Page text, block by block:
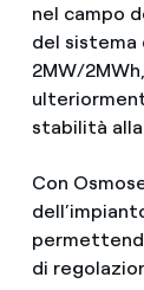
nel campo
del sistema
2MW/
stabilità
Con
di